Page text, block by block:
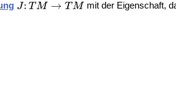
mit der Eigenschaft,